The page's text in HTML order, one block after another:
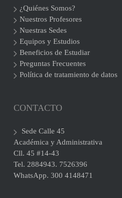
¿Quiénes Somos?
Nuestros Profesores
Nuestras Sedes
Equipos y Estudios
Beneficios de Estudiar
Preguntas Frecuentes
Política de tratamiento de datos
CONTACTO
Sede Calle 45
Académica y Administrativa
Cll. 45 #14-43
Tel. 2884943. 7526396
WhatsApp. 300 4148471